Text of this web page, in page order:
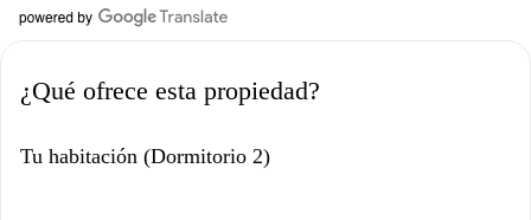
¿Qué ofrece esta propiedad?
Tu habitación (Dormitorio 2)